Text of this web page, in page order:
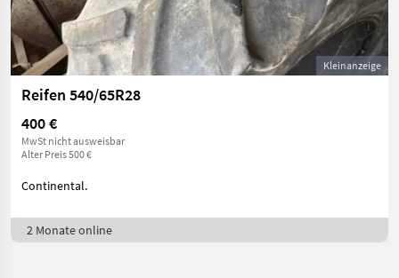
Kleinanzeige
Reifen 540/65R28
400 €
MwSt nicht ausweisbar
Alter Preis 500 €
Continental.
2 Monate online